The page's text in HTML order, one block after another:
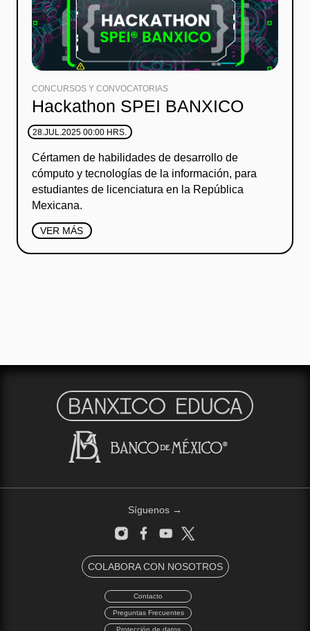
CONCURSOS Y CONVOCATORIAS
Hackathon SPEI BANXICO
28.JUL.2025 00:00 HRS.
Cértamen de habilidades de desarrollo de
cómputo y tecnologías de la información, para
estudiantes de licenciatura en la República
Mexicana.
VER MÁS
Síguenos →
COLABORA CON NOSOTROS
Contacto
Preguntas Frecuentes
Protección de datos